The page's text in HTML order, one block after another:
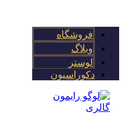
فروشگاه
وبلاگ
لوستر
دکوراسیون